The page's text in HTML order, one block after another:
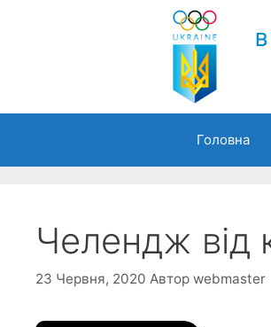
Головна
Челендж від
23 Червня, 2020 Автор webmaster